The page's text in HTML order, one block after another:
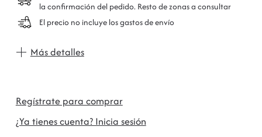
la confirmación del pedido. Resto de zonas a consultar
El precio no incluye los gastos de envío
Más detalles
Regístrate para comprar
¿Ya tienes cuenta? Inicia sesión